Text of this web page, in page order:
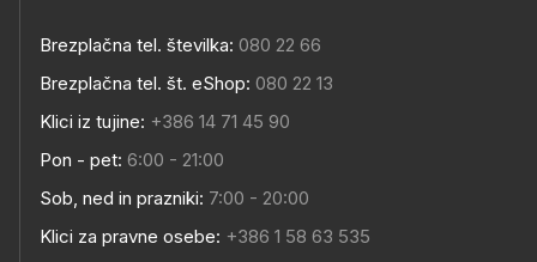
Brezplačna tel. številka: 080 22 66
Brezplačna tel. št. eShop: 080 22 13
Klici iz tujine: +386 14 71 45 90
Pon - pet: 6:00 - 21:00
Sob, ned in prazniki: 7:00 - 20:00
Klici za pravne osebe: +386 1 58 63 535